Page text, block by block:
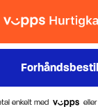
enkelt med eller